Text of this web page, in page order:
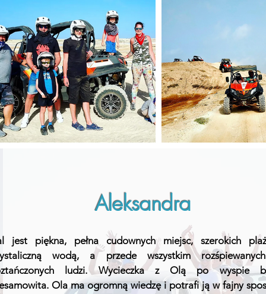
Aleksandra
jest piękna, pełna cudownych miejsc, szerokich
wodą, a przede wszystkim
ludzi. Wycieczka z Olą po wyspie
Ola ma ogromną wiedzę i potrafi ją w fajny